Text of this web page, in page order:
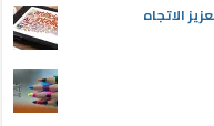
الاتجاه